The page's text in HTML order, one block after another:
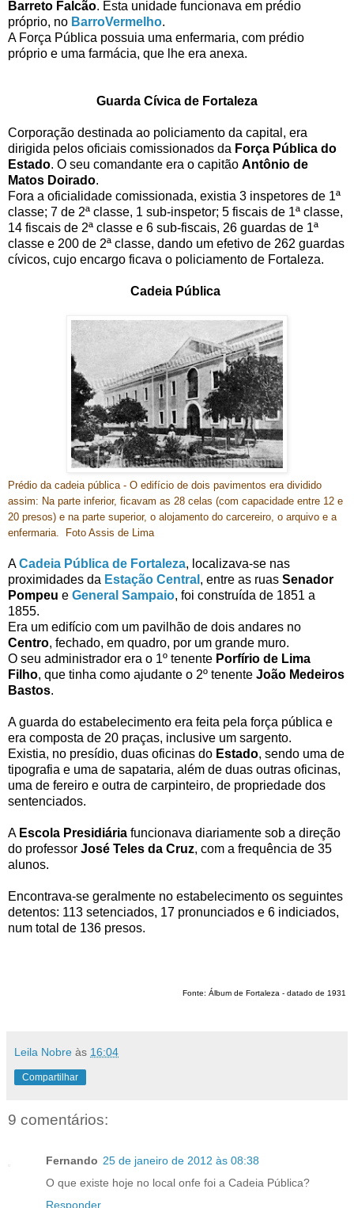
Barreto Falcão. Esta unidade funcionava em prédio
próprio, no BarroVermelho.
A Força Pública possuia uma enfermaria, com prédio
próprio e uma farmácia, que lhe era anexa.
Guarda Cívica de Fortaleza
Corporação destinada ao policiamento da capital, era
dirigida pelos oficiais comissionados da Força Pública do
Estado. O seu comandante era o capitão Antônio de
Matos Doirado.
Fora a oficialidade comissionada, existia 3 inspetores de 1ª
classe; 7 de 2ª classe, 1 sub-inspetor; 5 fiscais de 1ª classe,
14 fiscais de 2ª classe e 6 sub-fiscais, 26 guardas de 1ª
classe e 200 de 2ª classe, dando um efetivo de 262 guardas
cívicos, cujo encargo ficava o policiamento de Fortaleza.
Cadeia Pública
Prédio da cadeia pública - O edifício de dois pavimentos era dividido
assim: Na parte inferior, ficavam as 28 celas (com capacidade entre 12 e
20 presos) e na parte superior, o alojamento do carcereiro, o arquivo e a
enfermaria. Foto Assis de Lima
ACadeia Pública de Fortaleza, localizava-se nas
proximidades da Estação Central , entre as ruas Senador
Pompeu e General Sampaio, foi construída de 1851 a
1855.
Era um edifício com um pavilhão de dois andares no
Centro, fechado, em quadro, por um grande muro.
O seu administrador era o 1º tenente Porfírio de Lima
Filho, que tinha como ajudante o 2º tenente João Medeiros
Bastos.
A guarda do estabelecimento era feita pela força pública e
era composta de 20 praças, inclusive um sargento.
Existia, no presídio, duas oficinas do Estado, sendo uma de
tipografia e uma de sapataria, além de duas outras oficinas,
uma de fereiro e outra de carpinteiro, de propriedade dos
sentenciados.
A Escola Presidiária funcionava diariamente sob a direção
do professor José Teles da Cruz, com a frequência de 35
alunos.
Encontrava-se geralmente no estabelecimento os seguintes
detentos: 113 setenciados, 17 pronunciados e 6 indiciados,
num total de 136 presos.
Fonte: Álbum de Fortaleza - datado de 1931
Leila Nobre às 16:04
Compartilhar
9 comentários:
Fernando 25 de janeiro de 2012 às 08:38
O que existe hoje no local onfe foi a Cadeia Pública?
Responder